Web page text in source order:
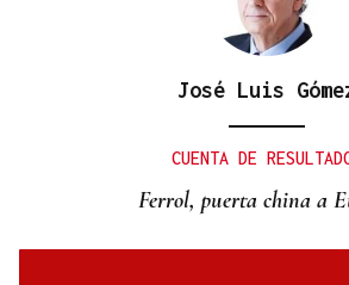
José Luis
CUENTA DE
Ferrol, puerta china a